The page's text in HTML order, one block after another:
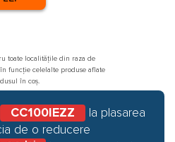
toate localitățile din raza de
funcție celelalte produse aflate
în coș.
CC100IEZZ
la plasarea
de o reducere